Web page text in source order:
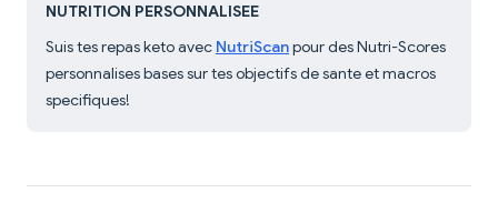
NUTRITION PERSONNALISEE
Suis tes repas keto avec NutriScanpour des Nutri-Scores
personnalises bases sur tes objectifs de sante et macros
specifiques!